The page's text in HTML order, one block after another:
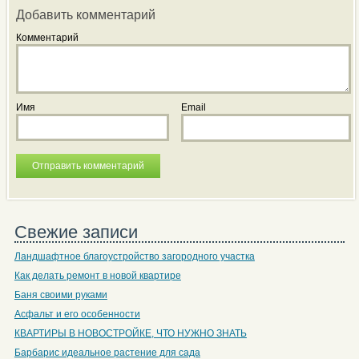
Добавить комментарий
Комментарий
Имя Email
Свежие записи
Ландшафтное благоустройство загородного участка
Как делать ремонт в новой квартире
Баня своими руками
Асфальт и его особенности
КВАРТИРЫ В НОВОСТРОЙКЕ, ЧТО НУЖНО ЗНАТЬ
Барбарис идеальное растение для сада